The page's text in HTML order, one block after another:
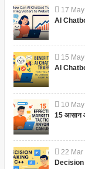
17 May
AI
15 May
AI
10 May
15 आसान
22 Mar
Decision